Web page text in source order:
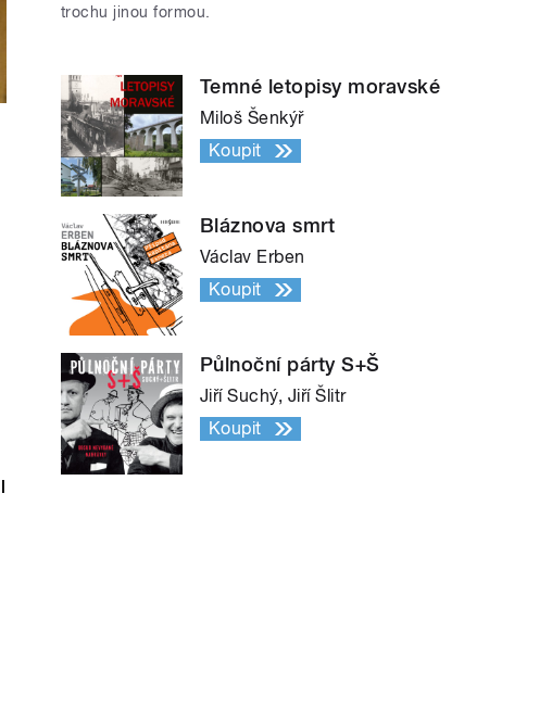
trochu jinou formou.
Temné letopisy moravské
Miloš Šenkýř
Koupit
Bláznova smrt
Václav Erben
Koupit
Půlnoční párty S+Š
Jiří Suchý, Jiří Šlitr
Koupit